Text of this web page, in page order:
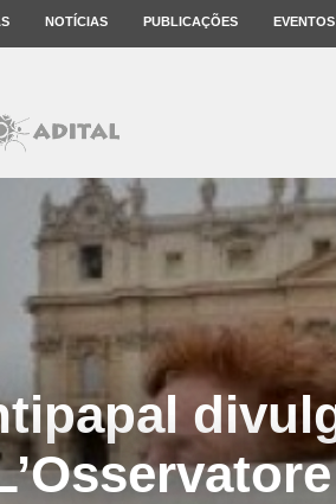
NOTÍCIAS PUBLICAÇÕES EVENTOS